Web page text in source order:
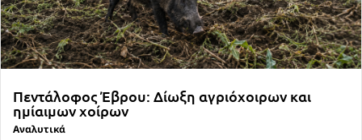
Πεντάλοφος Έβρου: Δίωξη αγριόχοιρων και
ημίαιμων χοίρων
Αναλυτικά